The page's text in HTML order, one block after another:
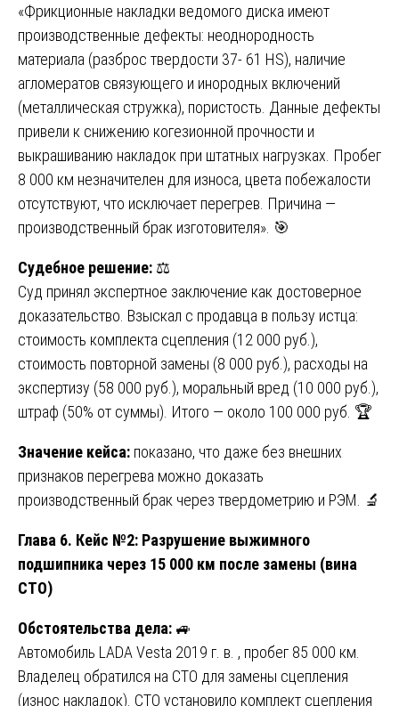
«Фрикционные накладки ведомого диска имеют
производственные дефекты: неоднородность
материала (разброс твердости 37- 61 HS), наличие
агломератов связующего и инородных включений
(металлическая стружка), пористость. Данные дефекты
привели к снижению когезионной прочности и
выкрашиванию накладок при штатных нагрузках. Пробег
8 000 км незначителен для износа, цвета побежалости
отсутствуют, что исключает перегрев. Причина —
производственный брак изготовителя». 🎯
Судебное решение: ⚖️
Суд принял экспертное заключение как достоверное
доказательство. Взыскал с продавца в пользу истца:
стоимость комплекта сцепления (12 000 руб.),
стоимость повторной замены (8 000 руб.), расходы на
экспертизу (58 000 руб.), моральный вред (10 000 руб.),
штраф (50% от суммы). Итого — около 100 000 руб. 🏆
Значение кейса: показано, что даже без внешних
признаков перегрева можно доказать
производственный брак через твердометрию и РЭМ. 🔬
Глава 6. Кейс №2: Разрушение выжимного
подшипника через 15 000 км после замены (вина
СТО)
Обстоятельства дела: 🚙
Автомобиль LADA Vesta 2019 г. в. , пробег 85 000 км.
Владелец обратился на СТО для замены сцепления
(износ накладок). СТО установило комплект сцепления